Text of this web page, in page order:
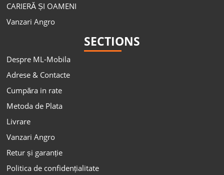
CARIERĂ ȘI OAMENI
Vanzari Angro
SECTIONS
Despre ML-Mobila
Adrese & Contacte
Cumpăra in rate
Metoda de Plata
Livrare
Vanzari Angro
Retur și garanție
Politica de confidențialitate